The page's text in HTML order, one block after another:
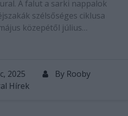
A falut a sarki nappalok
szélsőséges ciklusa
közepétől július…
2025 By Rooby
Hírek